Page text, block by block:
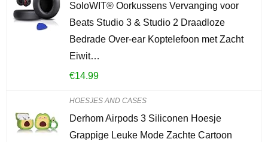
SoloWIT® Oorkussens Vervanging voor
Beats Studio 3 & Studio 2 Draadloze
Bedrade Over-ear Koptelefoon met Zacht
Eiwit…
€14.99
HOESJES AND CASES
Derhom Airpods 3 Siliconen Hoesje
Grappige Leuke Mode Zachte Cartoon